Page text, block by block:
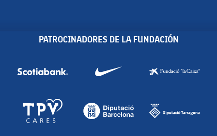
PATROCINADORES DE LA FUNDACIÓN